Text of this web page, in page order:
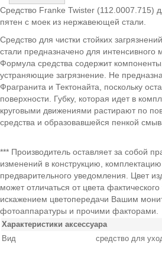
Средство Franke Twister (112.0007.715)
пятен с моек из нержавеющей стали.
Средство для чистки стойких
стали предназначено для интенсивного
Формула средства содержит
устраняющие загрязнение. Не
Фрагранита и Тектонайта, поскольку
поверхности. Губку, которая идет в
круговыми движениями растирают по
средства и образовавшейся пенкой
*** Производитель оставляет за собой
изменений в конструкцию,
предварительного уведомления. Цвет
может отличаться от цвета
искажением цветопередачи Вашим
фотоаппаратуры и прочими факторами.
Характеристики аксессуара
Вид
средство для